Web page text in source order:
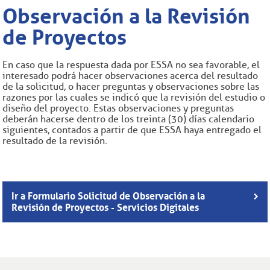
Observación a la Revisión
de Proyectos
En caso que la respuesta dada por ESSA no sea favorable, el
interesado podrá hacer observaciones acerca del resultado
de la solicitud, o hacer preguntas y observaciones sobre las
razones por las cuales se indicó que la revisión del estudio o
diseño del proyecto. Estas observaciones y preguntas
deberán hacerse dentro de los treinta (30) días calendario
siguientes, contados a partir de que ESSA haya entregado el
resultado de la revisión.
Ir a Formulario Solicitud de Observación a la
Revisión de Proyectos - Servicios Digitales